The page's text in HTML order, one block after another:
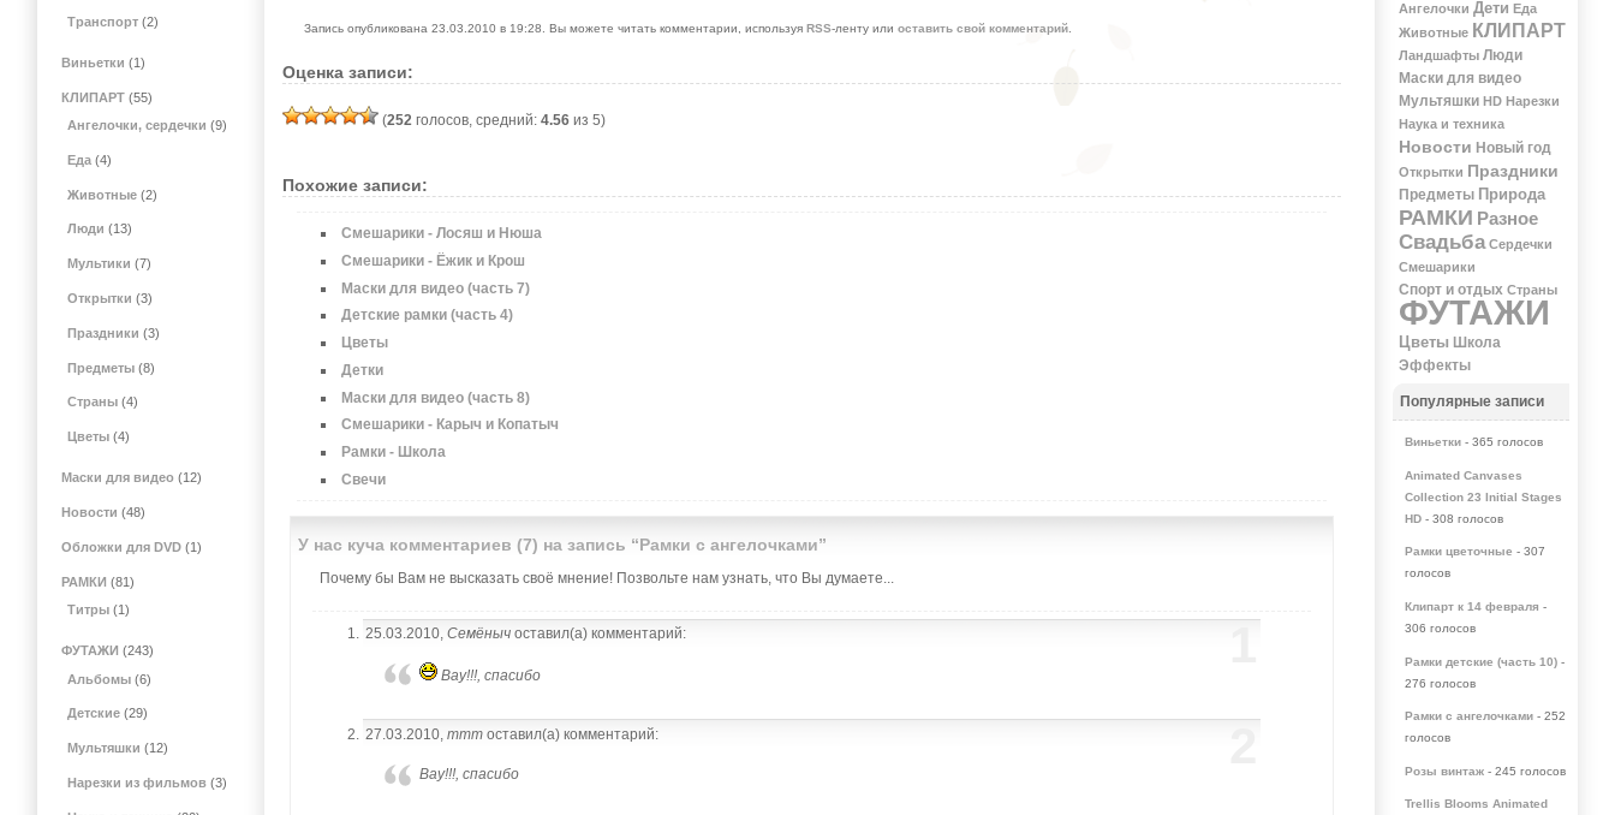
Запись опубликована 23.03.2010 в 19:28. Вы можете читать комментарии, используя RSS-ленту или оставить свой комментарий
Оценка записи:
(252 голосов, средний: 4.56 из 5)
Похожие записи:
Смешарики - Лосяш и Нюша
Смешарики - Ёжик и Крош
Маски для видео (часть 7)
Детские рамки (часть 4)
Цветы
Детки
Маски для видео (часть 8)
Смешарики - Карыч и Копатыч
Рамки - Школа
Свечи
У нас куча комментариев (7) на запись “Рамки с ангелочками”
Почему бы Вам не высказать своё мнение! Позвольте нам узнать, что Вы думаете...
25.03.2010,Семёныч оставил(а) комментарий:
Вау!!!, спасибо
27.03.2010,mmm оставил(а) комментарий:
Вау!!!, спасибо
Транспорт (2)
Виньетки (1)
КЛИПАРТ(55)
Ангелочки, сердечки (9)
Еда (4)
Животные (2)
Люди (13)
Мультики (7)
Открытки (3)
Праздники (3)
Предметы (8)
Страны (4)
Цветы (4)
Маски для видео (12)
Новости (48)
Обложки для DVD(1)
РАМКИ (81)
Титры (1)
ФУТАЖИ (243)
Альбомы (6)
Детские (29)
Мультяшки (12)
Нарезки из фильмов (3)
Ангелочки Дети Еда
Животные КЛИПАРТ
Ландшафты Люди
Маски для видео
Мультяшки НD Нарезки
Наука и техника
Новости Новый год
Открытки Праздники
Предметы Природа
РАМКИ Разное
Свадьба Сердечки
Смешарики
Спорт и отдых Страны
ФУТАЖИ
Цветы Школа
Эффекты
Популярные записи
Виньетки- 365 голосов
Animated Canvases
Collection 23 Initial Stages
HD- 308 голосов
Рамки цветочные - 307
голосов
Клипарт к 14 февраля -
306 голосов
Рамки детские (часть 10)-
276 голосов
Рамки с ангелочками- 252
голосов
Розы винтаж- 245 голосов
Trellis Blooms Animated